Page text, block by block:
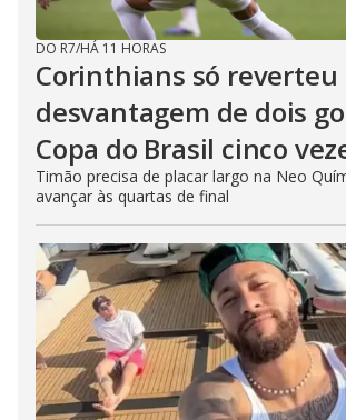
DO R7/HÁ 11 HORAS
Corinthians só reverteu
desvantagem de dois
Copa do Brasil cinco
Timão precisa de placar largo na Neo
avançar às quartas de final